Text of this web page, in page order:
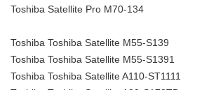
Toshiba Satellite Pro M70-134
Toshiba Toshiba Satellite M55-S139
Toshiba Toshiba Satellite M55-S1391
Toshiba Toshiba Satellite A110-ST1111